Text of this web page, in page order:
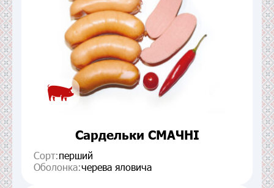
Сардельки СМАЧНІ
Сорт:перший
Оболонка:черева яловича